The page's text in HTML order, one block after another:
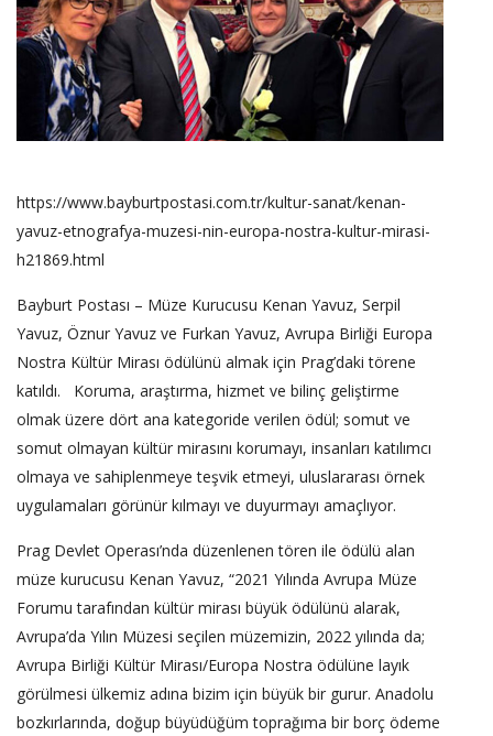
https://www.bayburtpostasi.com.tr/kultur-sanat/kenan-
yavuz-etnografya-muzesi-nin-europa-nostra-kultur-mirasi-
h21869.html
Bayburt Postası – Müze Kurucusu Kenan Yavuz, Serpil
Yavuz, Öznur Yavuz ve Furkan Yavuz, Avrupa Birliği Europa
Nostra Kültür Mirası ödülünü almak için Prag’daki törene
katıldı. Koruma, araştırma, hizmet ve bilinç geliştirme
olmak üzere dört ana kategoride verilen ödül; somut ve
somut olmayan kültür mirasını korumayı, insanları katılımcı
olmaya ve sahiplenmeye teşvik etmeyi, uluslararası örnek
uygulamaları görünür kılmayı ve duyurmayı amaçlıyor.
Prag Devlet Operası’nda düzenlenen tören ile ödülü alan
müze kurucusu Kenan Yavuz, “2021 Yılında Avrupa Müze
Forumu tarafından kültür mirası büyük ödülünü alarak,
Avrupa’da Yılın Müzesi seçilen müzemizin, 2022 yılında da;
Avrupa Birliği Kültür Mirası/Europa Nostra ödülüne layık
görülmesi ülkemiz adına bizim için büyük bir gurur. Anadolu
bozkırlarında, doğup büyüdüğüm toprağıma bir borç ödeme